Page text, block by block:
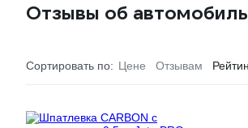
Отзывы об
Сортировать по: Цене Отзывам